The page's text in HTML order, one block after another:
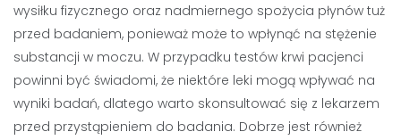
wysiłku fizycznego oraz nadmiernego spożycia płynów tuż
przed badaniem, ponieważ może to wpłynąć na stężenie
substancji w moczu. W przypadku testów krwi pacjenci
powinni być świadomi, że niektóre leki mogą wpływać na
wyniki badań, dlatego warto skonsultować się z lekarzem
przed przystąpieniem do badania. Dobrze jest również